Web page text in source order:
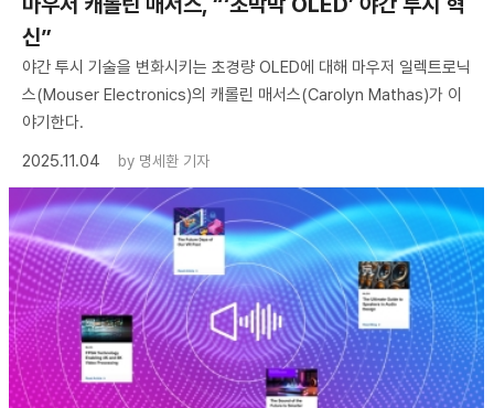
신”
야간 투시 기술을 변화시키는 초경량 OLED에 대해 마우저 일렉트로닉
스(Mouser Electronics)의 캐롤린 매서스(Carolyn Mathas)가 이
야기한다.
2025.11.04
by 명세환 기자